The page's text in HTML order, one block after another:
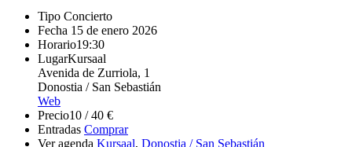
Tipo Concierto
Fecha 15 de enero 2026
Horario19:30
LugarKursaal
Avenida de Zurriola, 1
Donostia / San Sebastián
Web
Precio10 / 40 €
Entradas Comprar
Ver agenda Kursaal, Donostia / San Sebastián